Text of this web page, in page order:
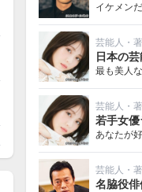
イケメン
芸能人・
日本の
最も美人
芸能人・
若手女
あなたが
芸能人・
名脇役